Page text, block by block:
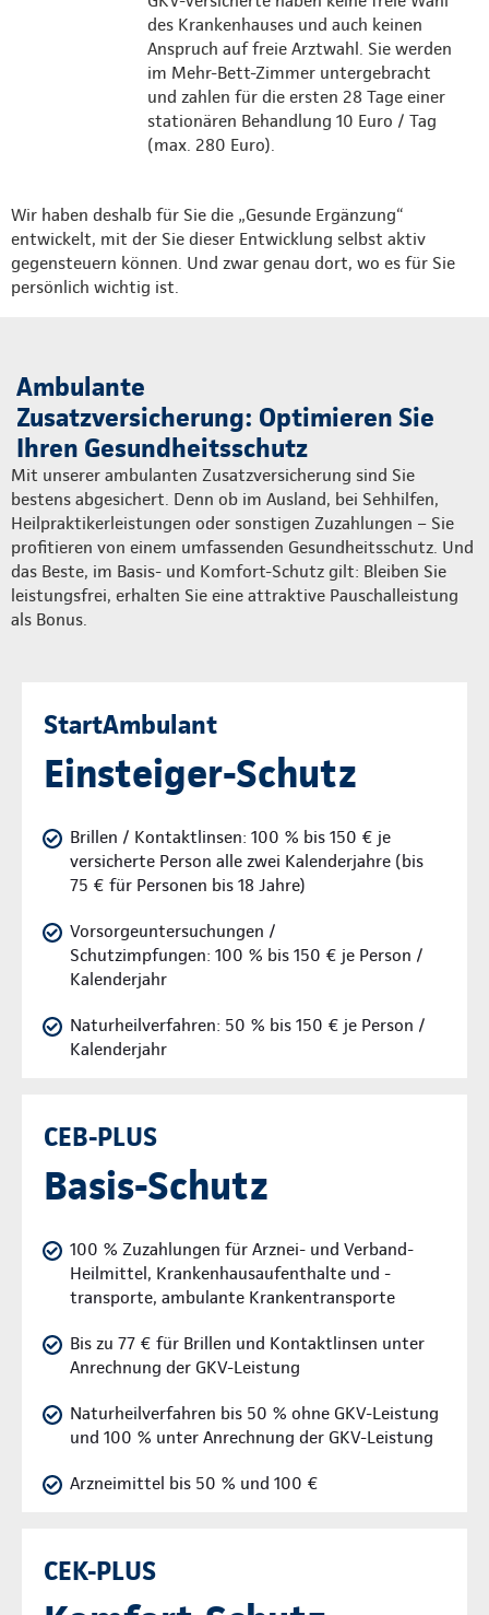
des Krankenhauses und auch keinen
Anspruch auf freie Arztwahl. Sie werden
im Mehr-Bett-Zimmer untergebracht
und zahlen für die ersten 28 Tage einer
stationären Behandlung 10 Euro / Tag
(max. 280 Euro).
Wir haben deshalb für Sie die „Gesunde Ergänzung“
entwickelt, mit der Sie dieser Entwicklung selbst aktiv
gegensteuern können. Und zwar genau dort, wo es für Sie
persönlich wichtig ist.
Ambulante
Zusatzversicherung: Optimieren Sie
Ihren Gesundheitsschutz
Mit unserer ambulanten Zusatzversicherung sind Sie
bestens abgesichert. Denn ob im Ausland, bei Sehhilfen,
Heilpraktikerleistungen oder sonstigen Zuzahlungen – Sie
profitieren von einem umfassenden Gesundheitsschutz. Und
das Beste, im Basis- und Komfort-Schutz gilt: Bleiben Sie
leistungsfrei, erhalten Sie eine attraktive Pauschalleistung
als Bonus.
StartAmbulant
Einsteiger-Schutz
Brillen / Kontaktlinsen: 100 % bis 150 € je
versicherte Person alle zwei Kalenderjahre (bis
75 € für Personen bis 18 Jahre)
Vorsorgeuntersuchungen /
Schutzimpfungen: 100 % bis 150 € je Person /
Kalenderjahr
Naturheilverfahren: 50 % bis 150 € je Person /
Kalenderjahr
CEB-PLUS
Basis-Schutz
100 % Zuzahlungen für Arznei- und Verband-
Heilmittel, Krankenhausaufenthalte und -
transporte, ambulante Krankentransporte
Bis zu 77 € für Brillen und Kontaktlinsen unter
Anrechnung der GKV-Leistung
Naturheilverfahren bis 50 % ohne GKV-Leistung
und 100 % unter Anrechnung der GKV-Leistung
Arzneimittel bis 50 % und 100 €
CEK-PLUS